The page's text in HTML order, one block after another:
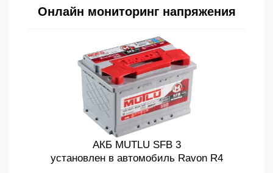
Онлайн мониторинг напряжения
АКБ MUTLU SFB 3
установлен в автомобиль Ravon R4